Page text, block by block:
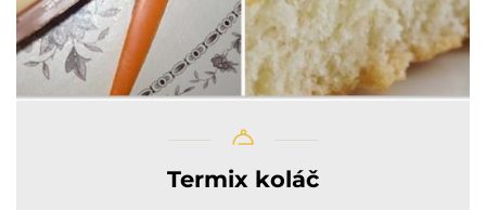
Termix koláč